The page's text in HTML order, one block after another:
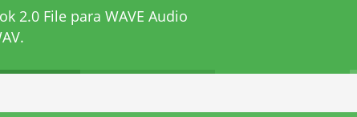
2.0 File para WAVE Audio
.